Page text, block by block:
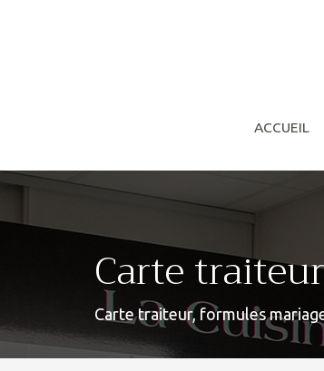
ACCUEIL
Carte
Carte traiteur, formules